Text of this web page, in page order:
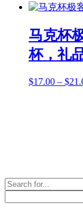
马克杯
杯，礼
$17.00 – $
Search
for: